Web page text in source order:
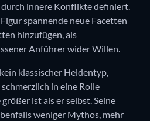
durch innere Konflikte definiert.
spannende neue Facetten
hinzufügen, als
Anführer wider Willen.
klassischer Heldentyp,
in eine Rolle
ist als er selbst. Seine
weniger Mythos, mehr